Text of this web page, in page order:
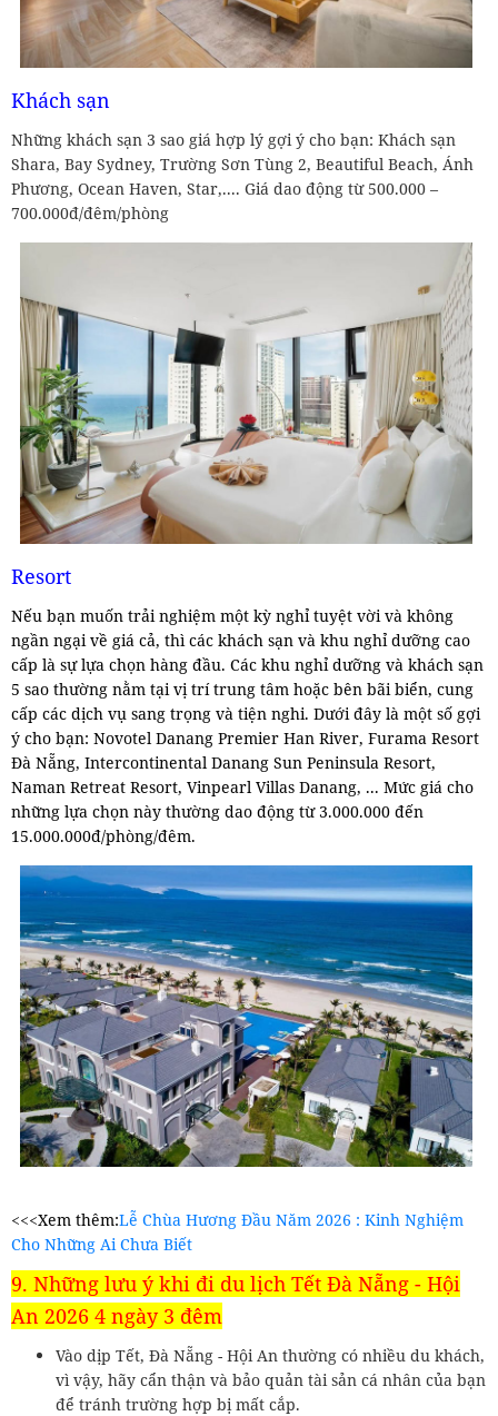
Khách sạn
Những khách sạn 3 sao giá hợp lý gợi ý cho bạn: Khách sạn
Shara, Bay Sydney, Trường Sơn Tùng 2, Beautiful Beach, Ánh
Phương, Ocean Haven, Star,.... Giá dao động từ 500.000 –
700.000đ/đêm/phòng
Resort
Nếu bạn muốn trải nghiệm một kỳ nghỉ tuyệt vời và không
ngần ngại về giá cả, thì các khách sạn và khu nghỉ dưỡng cao
cấp là sự lựa chọn hàng đầu. Các khu nghỉ dưỡng và khách sạn
5 sao thường nằm tại vị trí trung tâm hoặc bên bãi biển, cung
cấp các dịch vụ sang trọng và tiện nghi. Dưới đây là một số gợi
ý cho bạn: Novotel Danang Premier Han River, Furama Resort
Đà Nẵng, Intercontinental Danang Sun Peninsula Resort,
Naman Retreat Resort, Vinpearl Villas Danang, ... Mức giá cho
những lựa chọn này thường dao động từ 3.000.000 đến
15.000.000đ/phòng/đêm.
<<<Xem thêm:Lễ Chùa Hương Đầu Năm 2026 : Kinh Nghiệm
Cho Những Ai Chưa Biết
9. Những lưu ý khi đi du lịch Tết Đà Nẵng - Hội
An 2026 4 ngày 3 đêm
Vào dịp Tết, Đà Nẵng - Hội An thường có nhiều du khách,
vì vậy, hãy cẩn thận và bảo quản tài sản cá nhân của bạn
để tránh trường hợp bị mất cắp.